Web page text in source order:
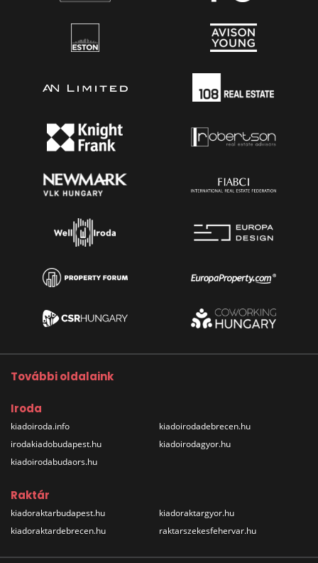
További oldalaink
Iroda
kiadoiroda.info
irodakiadobudapest.hu
kiadoirodabudaors.hu
kiadoirodadebrecen.hu
kiadoirodagyor.hu
Raktár
kiadoraktarbudapest.hu
kiadoraktardebrecen.hu
kiadoraktargyor.hu
raktarszekesfehervar.hu